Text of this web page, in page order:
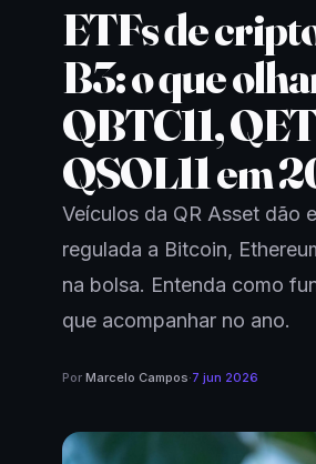
ETFs de
B3: o que
QBTC11,
QSOL11 em
Veículos da QR Asset dão
regulada a Bitcoin,
na bolsa. Entenda como
que acompanhar no ano.
Por Marcelo Campos·7 jun 2026